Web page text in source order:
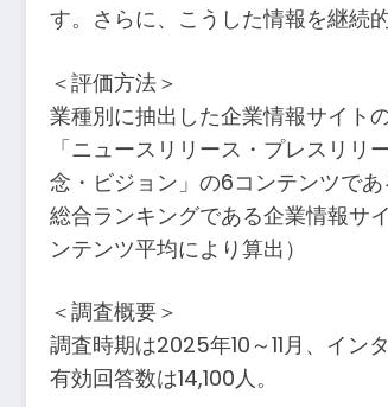
す。さらに、こうした情報を継続
＜評価方法＞
業種別に抽出した企業情報サイト
「ニュースリリース・プレスリ
念・ビジョン」の6コンテンツであ
総合ランキングである企業情報サ
ンテンツ平均により算出）
＜調査概要＞
調査時期は2025年10～11月、イン
有効回答数は14,100人。